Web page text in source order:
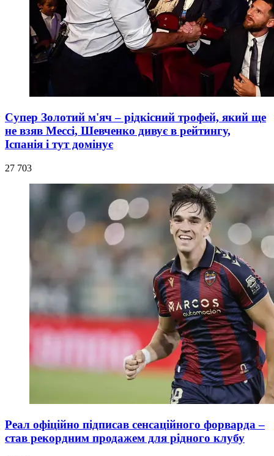
Супер Золотий м'яч – рідкісний трофей, який ще
не взяв Мессі, Шевченко дивує в рейтингу,
Іспанія і тут домінує
27 703
Реал офіційно підписав сенсаційного форварда –
став рекордним продажем для рідного клубу